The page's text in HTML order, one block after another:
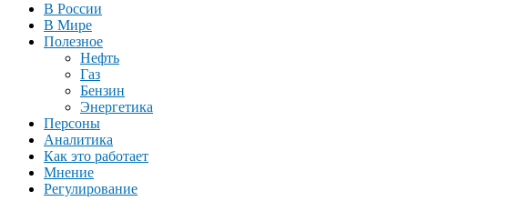
В России
В Мире
Полезное
Нефть
Газ
Бензин
Энергетика
Персоны
Аналитика
Как это работает
Мнение
Регулирование